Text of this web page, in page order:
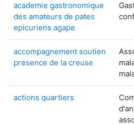
academie gastronomique
des amateurs de pates
epicuriens agape
accompagnement soutien
presence de la creuse
actions quartiers